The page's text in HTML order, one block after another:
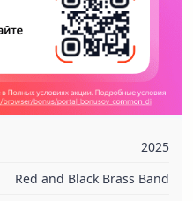
2025
Red and Black Brass Band